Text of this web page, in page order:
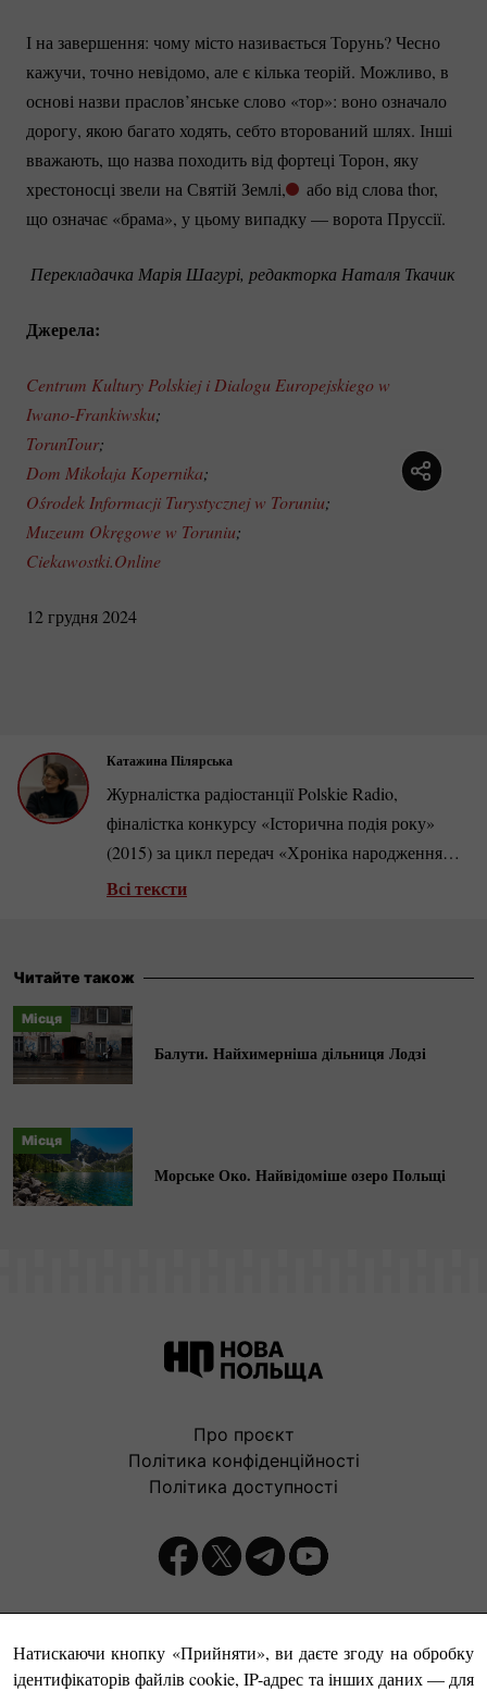
І на завершення: чому місто називається Торунь? Чесно
кажучи, точно невідомо, але є кілька теорій. Можливо, в
основі назви праслов’янське слово «тор»: воно означало
дорогу, якою багато ходять, себто вторований шлях. Інші
вважають, що назва походить від фортеці Торон, яку
хрестоносці звели на Святій Землі,
або від слова thor,
що означає «брама», у цьому випадку — ворота Пруссії.
Перекладачка Марія Шагурі, редакторка Наталя Ткачик
Джерела:
Iwano-Frankiwsku;
TorunTour;
Dom Mikołaja Kopernika;
Ośrodek Informacji Turystycznej w Toruniu;
Muzeum Okręgowe w Toruniu;
Ciekawostki.Online
12 грудня 2024
Катажина Пілярська
Журналістка радіостанції Polskie Radio,
фіналістка конкурсу «Історична подія року»
(2015) за цикл передач «Хроніка народження
"Солідарності"».
літературної резиденції Вишеградського фонду,
словацького театрального фестивалю в Польщі.
Любителькастріт-арту, ведеінстаграм-блог
@pole_to_write.
Всі тексти
Читайте також
Місця
Балути. Найхимерніша дільниця Лодзі
Місця
Морське Око. Найвідоміше озеро Польщі
Натискаючи кнопку «Прийняти», ви даєте згоду на обробку
ідентифікаторів файлів cookie, IP-адрес та інших даних — для
Про проєкт
Політика конфіденційності
Політика доступності